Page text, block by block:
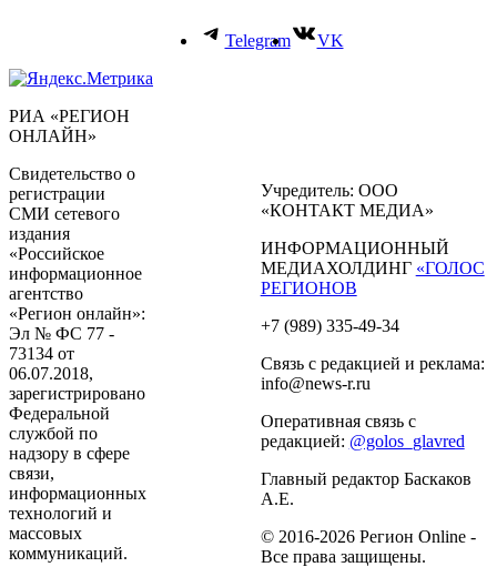
Telegram VK
РИА «РЕГИОН
ОНЛАЙН»
Свидетельство о
регистрации
СМИ сетевого
издания
«Российское
информационное
агентство
«Регион онлайн»:
Эл № ФС 77 -
73134 от
06.07.2018,
зарегистрировано
Федеральной
службой по
надзору в сфере
связи,
информационных
технологий и
массовых
коммуникаций.
Учредитель: ООО
«КОНТАКТ МЕДИА»
ИНФОРМАЦИОННЫЙ
МЕДИАХОЛДИНГ «ГОЛОС
РЕГИОНОВ
+7 (989) 335-49-34
Связь с редакцией и реклама:
info@news-r.ru
Оперативная связь с
редакцией: @golos_glavred
Главный редактор Баскаков
А.Е.
© 2016-2026 Регион Online -
Все права защищены.